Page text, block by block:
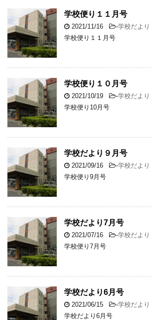
学校便り１１月号
2021/11/16 -学校だより
学校便り１１月号
学校便り１０月号
2021/10/19 -学校だより
学校便り10月号
学校だより９月号
2021/09/16 -学校だより
学校便り9月号
学校だより7月号
2021/07/16 -学校だより
学校便り7月号
学校だより6月号
2021/06/15 -学校だより
学校だより6月号